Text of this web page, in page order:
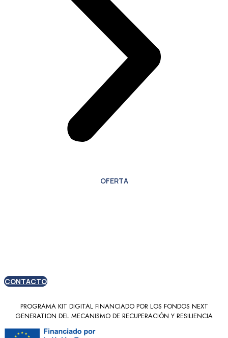
OFERTA
CONTACTO
PROGRAMA KIT DIGITAL FINANCIADO POR LOS FONDOS NEXT
GENERATION DEL MECANISMO DE RECUPERACIÓN Y RESILIENCIA